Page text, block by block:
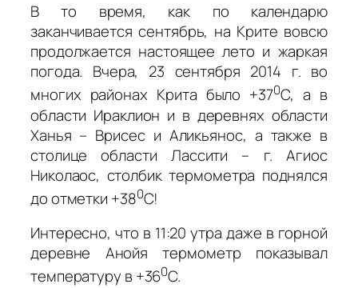
В то время, как по календарю
заканчивается сентябрь, на Крите вовсю
продолжается настоящее лето и жаркая
погода. Вчера, 23 сентября 2014 г. во
многих районах Крита было +370С, а в
области Ираклион и в деревнях области
Ханья – Врисес и Аликьянос, а также в
столице области Лассити – г. Агиос
Николаос, столбик термометра поднялся
до отметки +380С!
Интересно, что в 11:20 утра даже в горной
деревне Анойя термометр показывал
температуру в +360С.